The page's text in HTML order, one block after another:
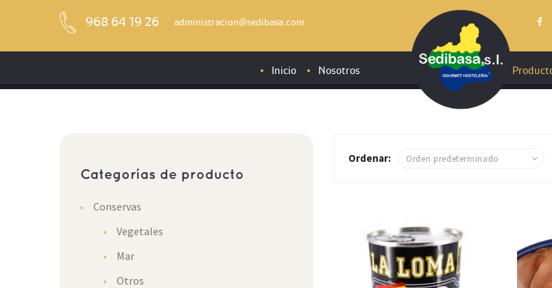
968 64 19 26 administracion@sedibasa.com
Inicio Nosotros
Ordenar:
Categorías de producto
Conservas
Vegetales
Mar
Otros